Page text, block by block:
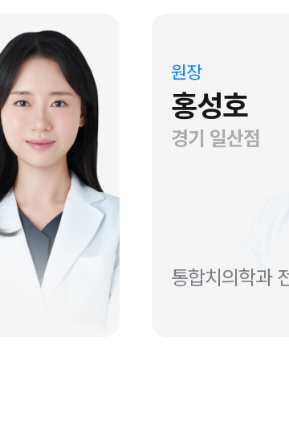
원장
홍성호
경기 일산점
통합치의학과